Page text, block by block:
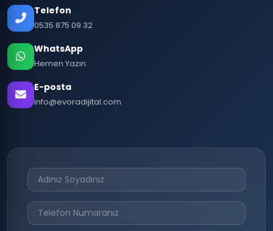
Telefon
0535 875 09 32
WhatsApp
Hemen Yazın
E-posta
info@evoradijital.com